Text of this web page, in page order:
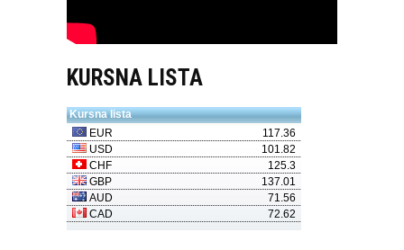
KURSNA LISTA